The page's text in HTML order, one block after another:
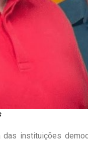
instituições